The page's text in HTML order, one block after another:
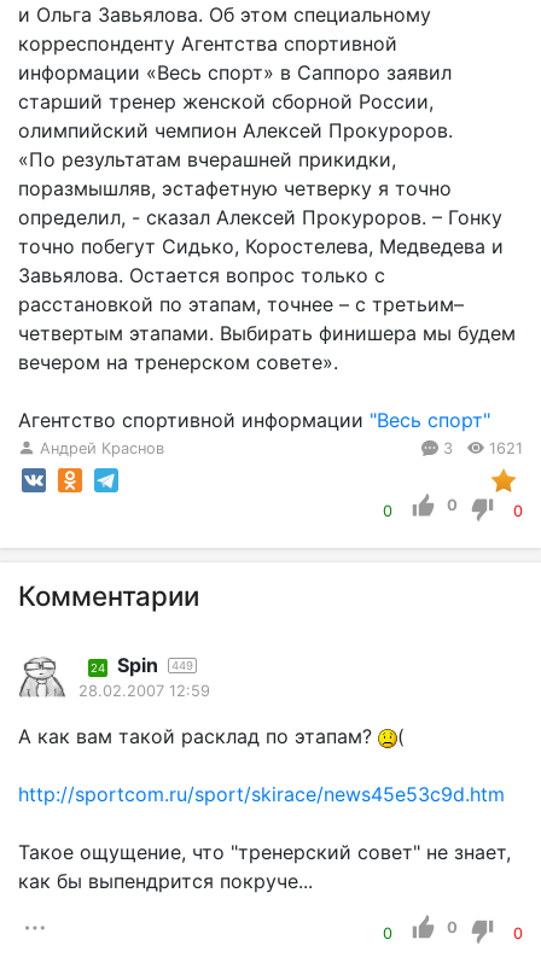
и Ольга Завьялова. Об этом специальному
корреспонденту Агентства спортивной
информации «Весь спорт» в Саппоро заявил
старший тренер женской сборной России,
олимпийский чемпион Алексей Прокуроров.
«По результатам вчерашней прикидки,
поразмышляв, эстафетную четверку я точно
определил, - сказал Алексей Прокуроров. – Гонку
точно побегут Сидько, Коростелева, Медведева и
Завьялова. Остается вопрос только с
расстановкой по этапам, точнее – с третьим–
четвертым этапами. Выбирать финишера мы будем
вечером на тренерском совете».
Агентство спортивной информации "Весь спорт"
Андрей Краснов 3 1621
0 0 0
Комментарии
24 Spin 449
28.02.2007 12:59
А как вам такой расклад по этапам? (
http://sportcom.ru/sport/skirace/news45e53c9d.htm
Такое ощущение, что "тренерский совет" не знает,
как бы выпендрится покруче...
0 0 0